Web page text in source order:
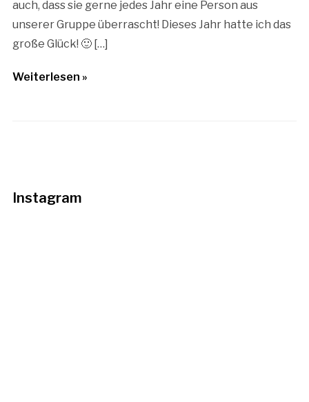
auch, dass sie gerne jedes Jahr eine Person aus
unserer Gruppe überrascht! Dieses Jahr hatte ich das
große Glück! 🙂 […]
Weiterlesen »
Instagram